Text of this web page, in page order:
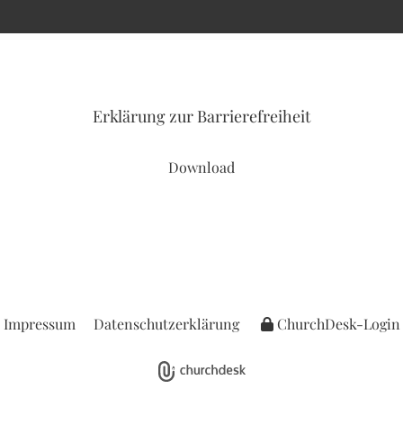
Erklärung zur Barrierefreiheit
Download
Impressum Datenschutzerklärung ChurchDesk-Login